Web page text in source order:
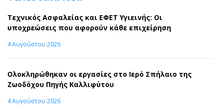
Τεχνικός Ασφαλείας και ΕΦΕΤ Υγιεινής: Οι
υποχρεώσεις που αφορούν κάθε επιχείρηση
4 Αυγούστου 2026
Ολοκληρώθηκαν οι εργασίες στο Ιερό Σπήλαιο της
Ζωοδόχου Πηγής Καλλιφύτου
4 Αυγούστου 2026